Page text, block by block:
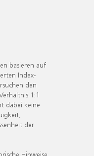
basieren auf
Index-
den
1:1
dabei keine
der